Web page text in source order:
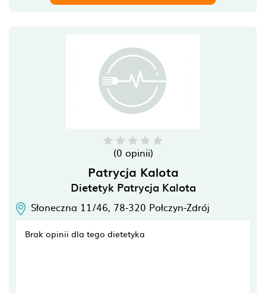
(0 opinii)
Patrycja Kalota
Dietetyk Patrycja Kalota
Słoneczna 11/46, 78-320 Połczyn-Zdrój
Brak opinii dla tego dietetyka